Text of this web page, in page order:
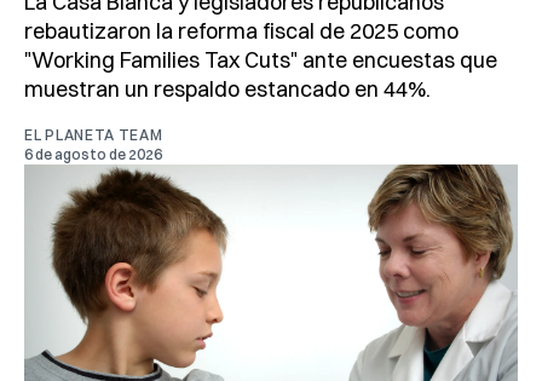
rebautizaron la reforma fiscal de 2025 como
"Working Families Tax Cuts" ante encuestas que
muestran un respaldo estancado en 44%.
EL PLANETA TEAM
6 de agosto de 2026